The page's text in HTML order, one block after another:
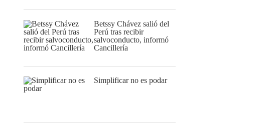
Betssy Chávez salió del
Perú tras recibir
salvoconducto, informó
Cancillería
Simplificar no es podar